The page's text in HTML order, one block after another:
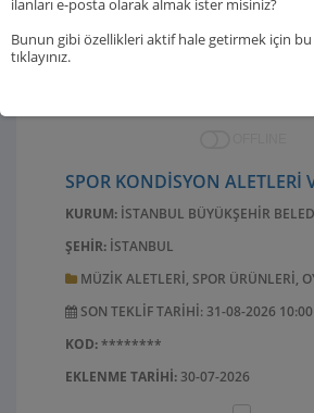
1.
SPOR KONDİSYON
KURUM: İSTANBUL BÜYÜKŞEHIR
ŞEHIR: İSTANBUL
MÜZIK ALETLERI, SPOR ÜRÜNLERI,
SON TEKLIF TARIHI: 31-08-2026 10:00
KOD:********
EKLENME TARIHI: 30-07-2026
ilanları e-posta olarak almak ister misiniz?
Bunun gibi özellikleri aktif hale getirmek için
tıklayınız.